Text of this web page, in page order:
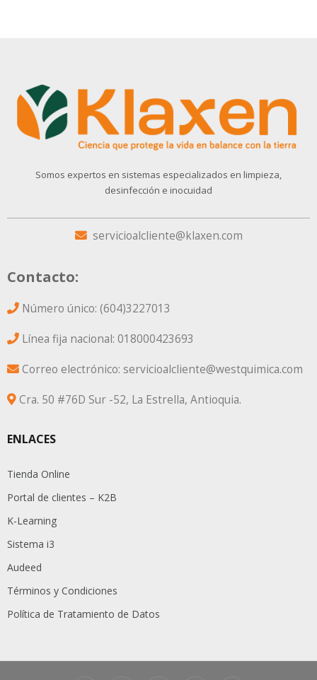
Somos expertos en sistemas especializados en limpieza,
desinfección e inocuidad
servicioalcliente@klaxen.com
Contacto:
Número único: (604)3227013
Línea fija nacional: 018000423693
Correo electrónico: servicioalcliente@westquimica.com
Cra. 50 #76D Sur -52, La Estrella, Antioquia.
ENLACES
Tienda Online
Portal de clientes – K2B
K-Learning
Sistema i3
Audeed
Términos y Condiciones
Política de Tratamiento de Datos